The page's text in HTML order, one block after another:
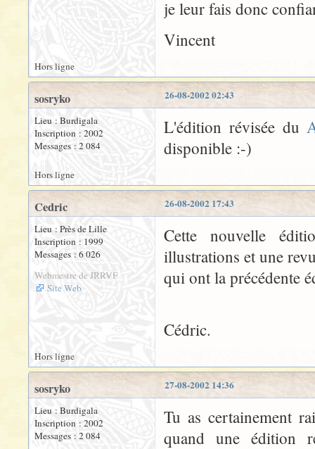
je leur fais donc
Vincent
Hors ligne
26-08-2002 02:43
sosryko
Lieu : Burdigala
Inscription : 2002
Messages : 2 084
L'édition révisée du
disponible :-)
Hors ligne
26-08-2002 17:43
Cedric
Lieu : Près de Lille
Inscription : 1999
Messages : 6 026
Webmestre de JRRVF
Site Web
Cette nouvelle
illustrations et une
qui ont la précédente
Cédric.
Hors ligne
27-08-2002 14:36
sosryko
Lieu : Burdigala
Inscription : 2002
Messages : 2 084
Tu as certainement
quand une édition